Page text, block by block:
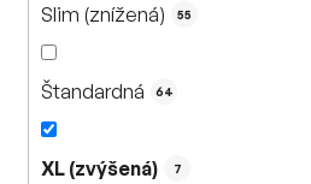
Slim (znížená) 55
Štandardná 64
XL (zvýšená) 7